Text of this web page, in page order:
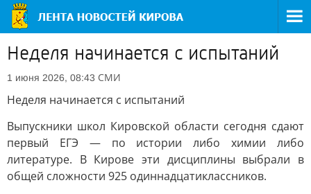
Неделя начинается с испытаний
1 июня 2026, 08:43 СМИ
Неделя начинается с испытаний
Выпускники школ Кировской области сегодня сдают
первый ЕГЭ — по истории либо химии либо
литературе. В Кирове эти дисциплины выбрали в
общей сложности 925 одиннадцатиклассников.